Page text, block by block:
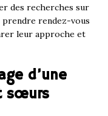
des recherches sur
rendez-vous
leur approche et
d’une
sœurs